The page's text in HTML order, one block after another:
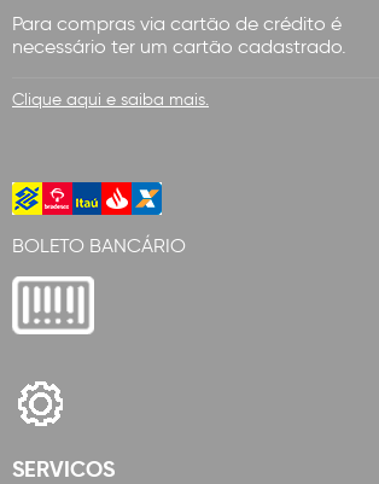
Para compras via cartão de crédito é
necessário ter um cartão cadastrado.
Clique aqui e saiba mais.
BOLETO BANCÁRIO
SERVICOS